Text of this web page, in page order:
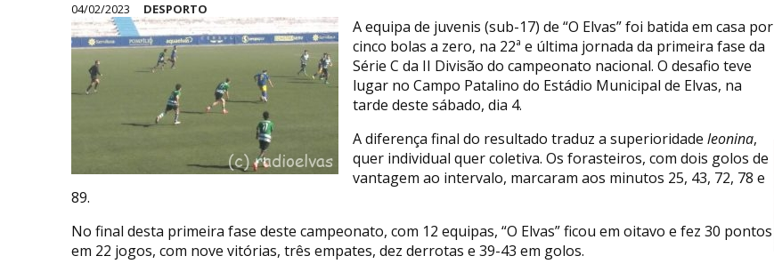
04/02/2023 DESPORTO
A equipa de juvenis (sub-17) de “O Elvas” foi batida em casa por
cinco bolas a zero, na 22ª e última jornada da primeira fase da
Série C da II Divisão do campeonato nacional. O desafio teve
lugar no Campo Patalino do Estádio Municipal de Elvas, na
tarde deste sábado, dia 4.
A diferença final do resultado traduz a superioridade leonina,
quer individual quer coletiva. Os forasteiros, com dois golos de
vantagem ao intervalo, marcaram aos minutos 25, 43, 72, 78 e
89.
No final desta primeira fase deste campeonato, com 12 equipas, “O Elvas” ficou em oitavo e fez 30 pontos
em 22 jogos, com nove vitórias, três empates, dez derrotas e 39-43 em golos.